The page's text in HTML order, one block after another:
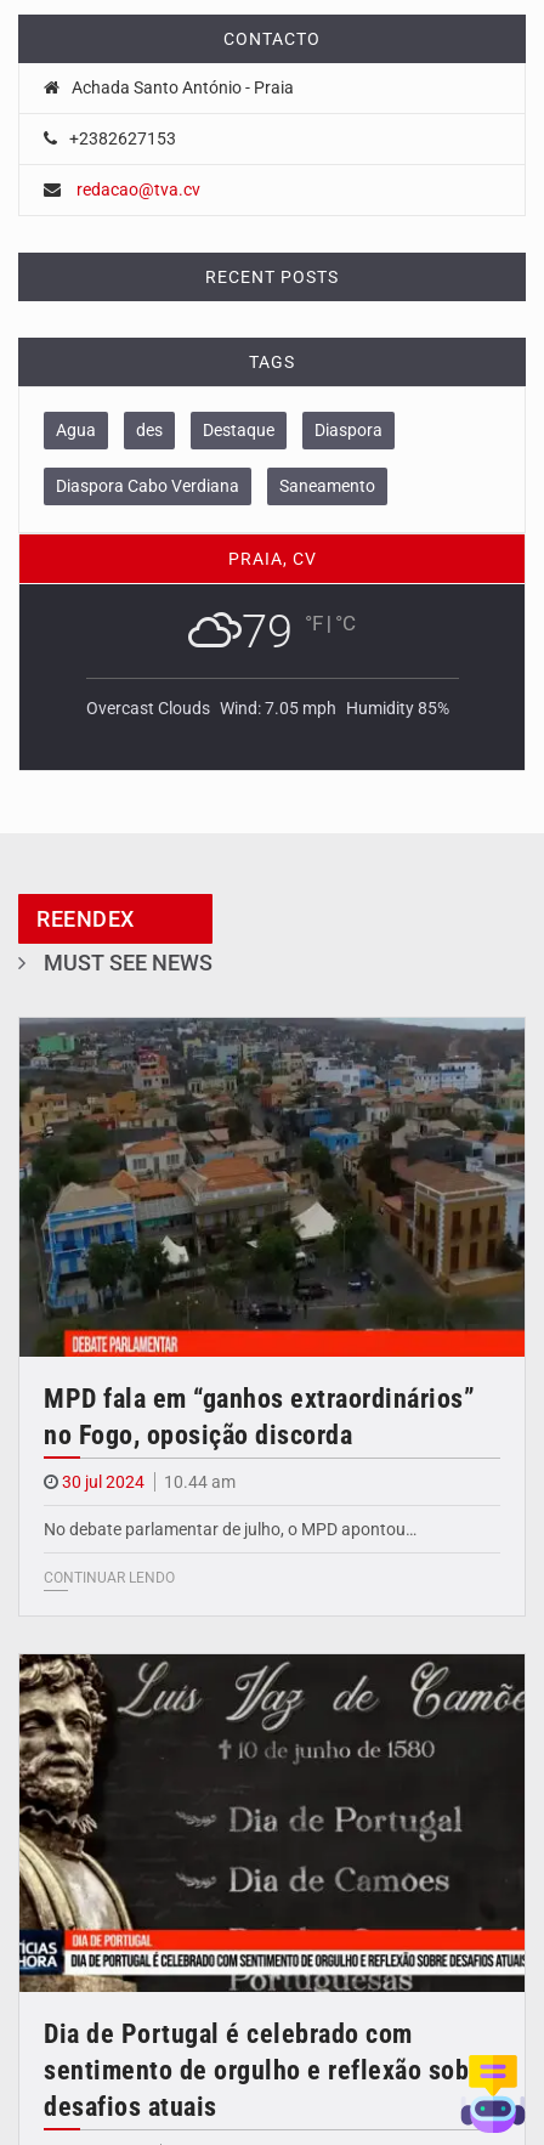
CONTACTO
Achada Santo António - Praia
+2382627153
redacao@tva.cv
RECENT POSTS
TAGS
Agua des Destaque Diaspora
Diaspora Cabo Verdiana Saneamento
PRAIA, CV
79 °F | °C
Overcast Clouds Wind: 7.05 mph Humidity 85%
REENDEX
MUST SEE NEWS
MPD fala em “ganhos extraordinários”
no Fogo, oposição discorda
30 jul 2024 10.44 am
No debate parlamentar de julho, o MPD apontou…
CONTINUAR LENDO
Dia de Portugal é celebrado com
sentimento de orgulho e reflexão sobre
desafios atuais